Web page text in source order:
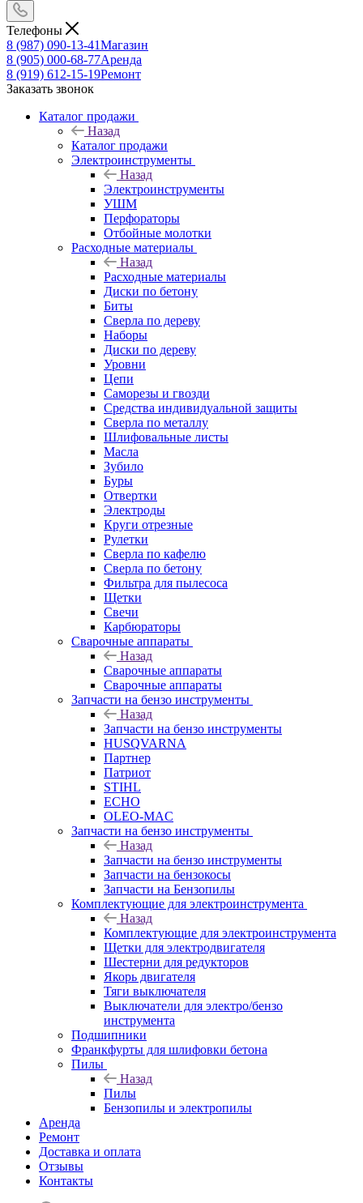
Телефоны
8 (987) 090-13-41Магазин
8 (905) 000-68-77Аренда
8 (919) 612-15-19Ремонт
Заказать звонок
Каталог продажи
Назад
Каталог продажи
Электроинструменты
Назад
Электроинструменты
УШМ
Перфораторы
Отбойные молотки
Расходные материалы
Назад
Расходные материалы
Диски по бетону
Биты
Сверла по дереву
Наборы
Диски по дереву
Уровни
Цепи
Саморезы и гвозди
Средства индивидуальной защиты
Сверла по металлу
Шлифовальные листы
Масла
Зубило
Буры
Отвертки
Электроды
Круги отрезные
Рулетки
Сверла по кафелю
Сверла по бетону
Фильтра для пылесоса
Щетки
Свечи
Карбюраторы
Сварочные аппараты
Назад
Сварочные аппараты
Сварочные аппараты
Запчасти на бензо инструменты
Назад
Запчасти на бензо инструменты
HUSQVARNA
Партнер
Патриот
STIHL
ECHO
OLEO-MAC
Запчасти на бензо инструменты
Назад
Запчасти на бензо инструменты
Запчасти на бензокосы
Запчасти на Бензопилы
Комплектующие для электроинструмента
Назад
Комплектующие для электроинструмента
Щетки для электродвигателя
Шестерни для редукторов
Якорь двигателя
Тяги выключателя
Выключатели для электро/бензо
инструмента
Подшипники
Франкфурты для шлифовки бетона
Пилы
Назад
Пилы
Бензопилы и электропилы
Аренда
Ремонт
Доставка и оплата
Отзывы
Контакты